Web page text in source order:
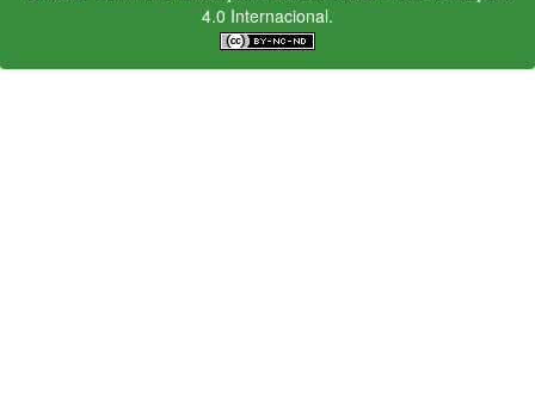
4.0 Internacional.